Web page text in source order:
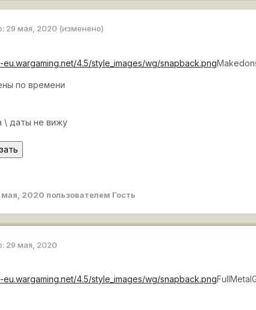
29 мая, 2020 (изменено)
4.5/style_images/wg/snapback.png
по времени
\ даты не вижу
мая, 2020 пользователем Гость
29 мая, 2020
4.5/style_images/wg/snapback.png